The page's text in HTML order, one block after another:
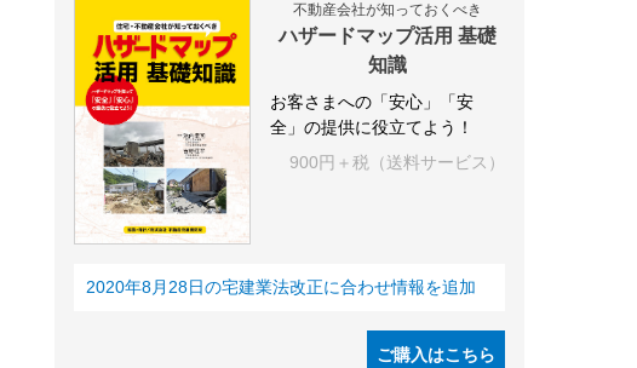
不動産会社が知っておくべき
ハザードマップ活用 基礎
知識
お客さまへの「安心」「安
全」の提供に役立てよう！
900円＋税（送料サービス）
2020年8月28日の宅建業法改正に合わせ情報を追加
ご購入はこちら